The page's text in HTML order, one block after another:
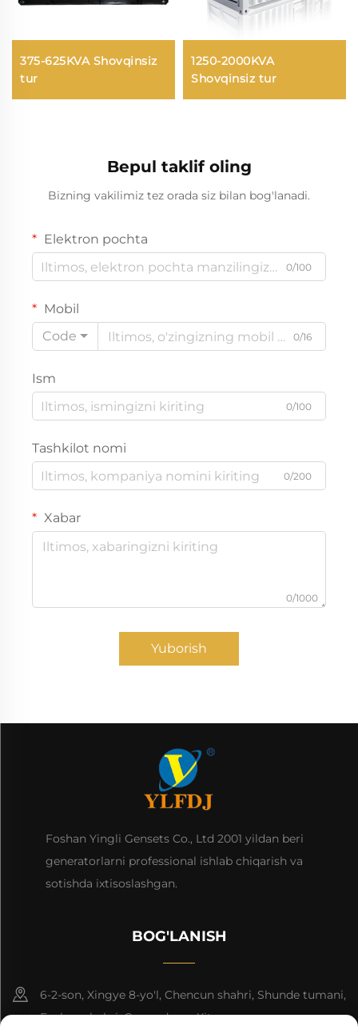
375-625KVA Shovqinsiz
tur
1250-2000KVA
Shovqinsiz tur
Bepul taklif oling
Bizning vakilimiz tez orada siz bilan bog'lanadi.
Elektron pochta
0/100
Mobil
Code
0/16
Ism
0/100
Tashkilot nomi
0/200
Xabar
0/1000
Yuborish
Foshan Yingli Gensets Co., Ltd 2001 yildan beri
generatorlarni professional ishlab chiqarish va
sotishda ixtisoslashgan.
BOG'LANISH
6-2-son, Xingye 8-yo'l, Chencun shahri, Shunde tumani,
Foshan shahri, Guangdong, Xitoy.